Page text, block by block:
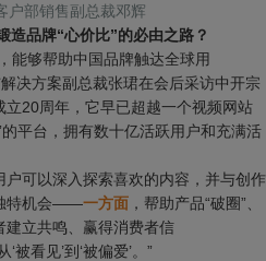
户部销售副总裁邓辉
品牌“心价比”的必由之路？
能够帮助中国品牌触达全球用
决方案副总裁张珺在会后采访中开宗
20周年，它早已超越一个视频网站
平台，拥有数十亿活跃用户和充满活
可以深入探索喜欢的内容，并与创作
特机会——一方面 ，帮助产品“破圈”、
建立共鸣、赢得消费者信
被看见’到‘被偏爱’。”